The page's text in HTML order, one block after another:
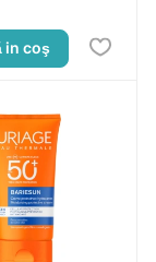
in coş